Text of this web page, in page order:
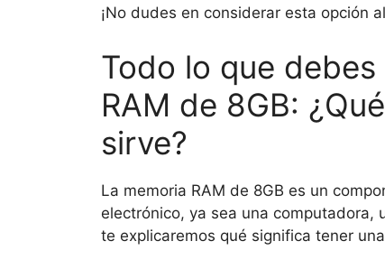
¡No dudes en considerar esta opción
Todo lo que
RAM de 8GB:
sirve?
La memoria RAM de 8GB es un
electrónico, ya sea una
te explicaremos qué significa tener